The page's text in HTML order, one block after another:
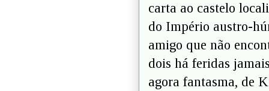
carta ao castelo
do Império austro-
amigo que não
dois há feridas
agora fantasma, de